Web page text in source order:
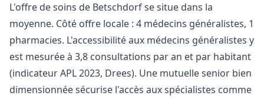
L'offre de soins de Betschdorf se situe dans la
moyenne. Côté offre locale : 4 médecins généralistes, 1
pharmacies. L'accessibilité aux médecins généralistes y
est mesurée à 3,8 consultations par an et par habitant
(indicateur APL 2023, Drees). Une mutuelle senior bien
dimensionnée sécurise l'accès aux spécialistes comme